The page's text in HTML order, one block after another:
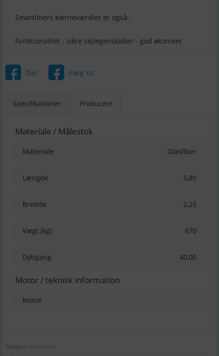
Smartliners kærneværdier er også:
Funktionalitet - sikre sejlegenskaber - god økonomi
Del Følg os
Specifikationer Producent
Materiale / Målestok
Materiale Glasfiber
Længde 5,80
Bredde 2,25
Vægt (kg) 670
Dybgang 40,00
Motor / teknisk information
Motor
Sælgers annoncer